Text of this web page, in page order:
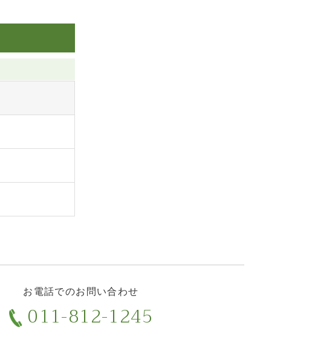
お電話でのお問い合わせ
011-812-1245